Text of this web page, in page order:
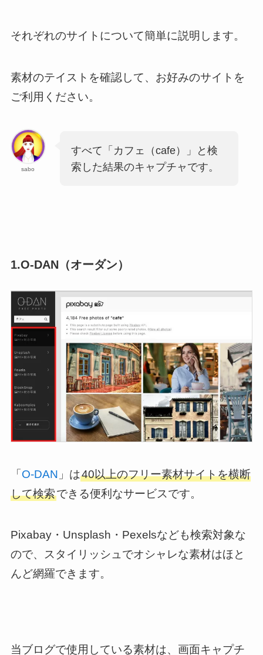
それぞれのサイトについて簡単に説明します。
素材のテイストを確認して、お好みのサイトを
ご利用ください。
sabo
すべて「カフェ（cafe）」と検
索した結果のキャプチャです。
1.O-DAN（オーダン）
「O-DAN 」は40以上のフリー素材サイトを横断
して検索できる便利なサービスです。
Pixabay・Unsplash・Pexelsなども検索対象な
ので、スタイリッシュでオシャレな素材はほと
んど網羅できます。
当ブログで使用している素材は、画面キャプチ